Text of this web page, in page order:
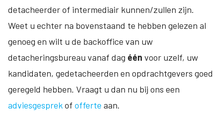
detacheerder of intermediair kunnen/zullen zijn.
Weet u echter na bovenstaand te hebben gelezen al
genoeg en wilt u de backoffice van uw
detacheringsbureau vanaf dag één voor uzelf, uw
kandidaten, gedetacheerden en opdrachtgevers goed
geregeld hebben. Vraagt u dan nu bij ons een
adviesgesprekof offerte aan.